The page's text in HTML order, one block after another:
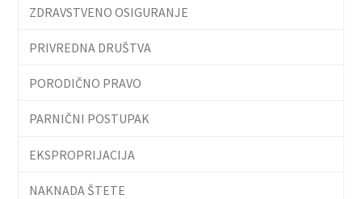
ZDRAVSTVENO OSIGURANJE
PRIVREDNA DRUŠTVA
PORODIČNO PRAVO
PARNIČNI POSTUPAK
EKSPROPRIJACIJA
NAKNADA ŠTETE